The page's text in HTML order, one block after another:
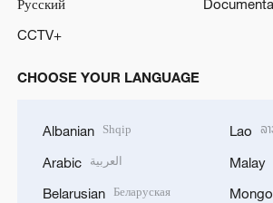
Русский
CCTV+
CHOOSE YOUR LANGUAGE
Albanian Shqip
Arabic العربية
Belarusian Беларуская
Lao ລ
Malay